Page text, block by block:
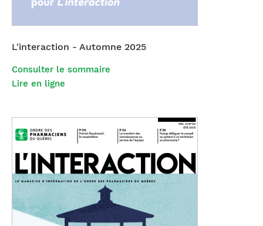
L'interaction - Automne 2025
Consulter le sommaire
Lire en ligne